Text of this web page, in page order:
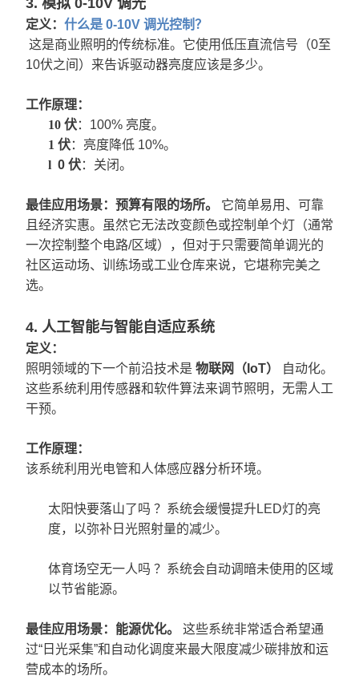
3. 模拟 0-10V 调光
定义： 什么是 0-10V 调光控制？
这是商业照明的传统标准。它使用低压直流信号（0至
10伏之间）来告诉驱动器亮度应该是多少。
工作原理：
10 伏：100% 亮度。
1 伏：亮度降低 10%。
l 0 伏：关闭。
最佳应用场景： 预算有限的场所。
它简单易用、可靠
且经济实惠。虽然它无法改变颜色或控制单个灯（通常
一次控制整个电路/区域），但对于只需要简单调光的
社区运动场、训练场或工业仓库来说，它堪称完美之
选。
4. 人工智能与智能自适应系统
定义：
照明领域的下一个前沿技术是 物联网（IoT）
自动化。
这些系统利用传感器和软件算法来调节照明，无需人工
干预。
工作原理：
该系统利用光电管和人体感应器分析环境。
太阳快要落山了吗 ？系统会缓慢提升LED灯的亮
度，以弥补日光照射量的减少。
体育场空无一人吗 ？系统会自动调暗未使用的区域
以节省能源。
最佳应用场景： 能源优化。
这些系统非常适合希望通
过“日光采集”和自动化调度来最大限度减少碳排放和运
营成本的场所。